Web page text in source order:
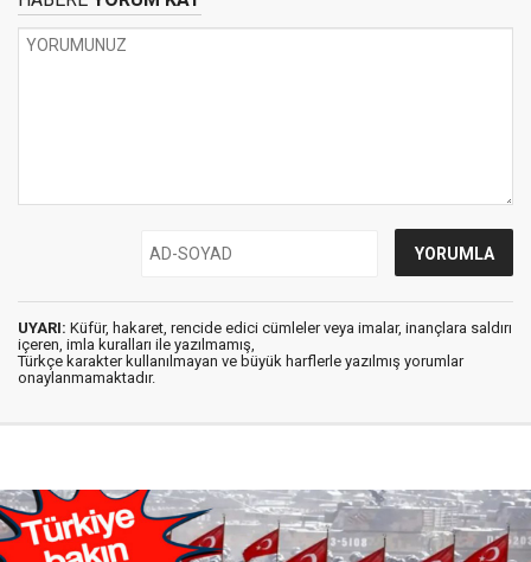
UYARI: Küfür, hakaret, rencide edici cümleler veya imalar, inançlara saldırı
içeren, imla kuralları ile yazılmamış,
Türkçe karakter kullanılmayan ve büyük harflerle yazılmış yorumlar
onaylanmamaktadır.